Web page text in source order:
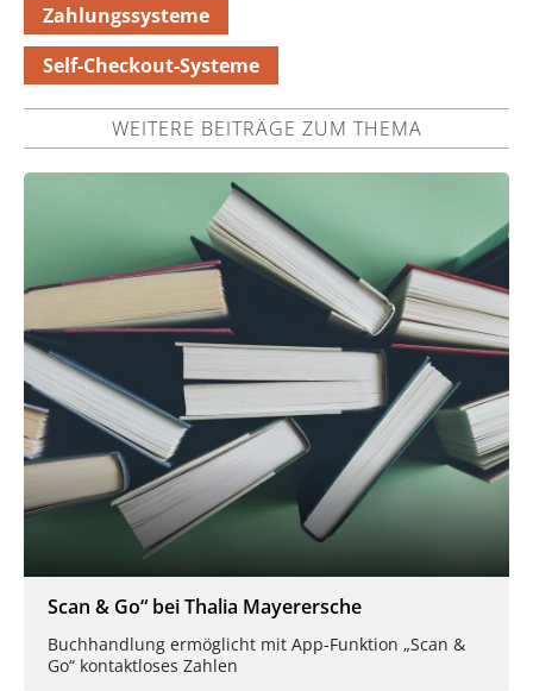
Zahlungssysteme
Self-Checkout-Systeme
WEITERE BEITRÄGE ZUM THEMA
Scan & Go“ bei Thalia Mayerersche
Buchhandlung ermöglicht mit App-Funktion „Scan &
Go“ kontaktloses Zahlen